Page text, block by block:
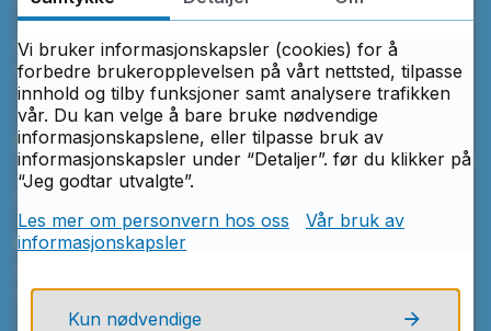
Åpningstider
Mandag–fredag kl. 08.00–15.30
Skriv til oss
Send e-post
FrederikIIvideregående skole
1702 Sarpsborg
Vi bruker informasjonskapsler (cookies) for å
forbedre brukeropplevelsen på vårt nettsted, tilpasse
innhold og tilby funksjoner samt analysere trafikken
vår. Du kan velge å bare bruke nødvendige
informasjonskapslene, eller tilpasse bruk av
informasjonskapsler under “Detaljer”. før du klikker på
“Jeg godtar utvalgte”.
Les mer om personvern hos oss
Vår bruk av
informasjonskapsler
Kun nødvendige